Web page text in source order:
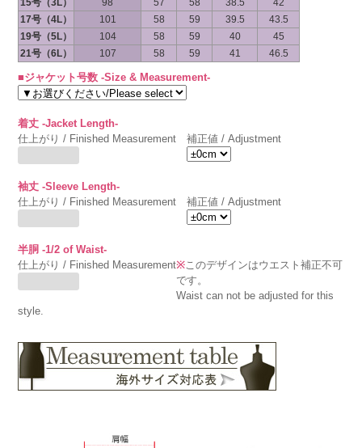
15号（3L） 98 57 58 38.5
42
17号（4L）
101 58 59 39.5
43.5
19号（5L）
104 58 59 40
45
21号（6L）
107 58 59 41 46.5
■ジャケット号数 -Size & Measurement-
着丈 -Jacket Length-
仕上がり / Finished Measurement
補正値 / Adjustment
袖丈 -Sleeve Length-
仕上がり / Finished Measurement
補正値 / Adjustment
半胴 -1/2 of Waist-
仕上がり / Finished Measurement※ このデザインはウエスト補正不可
です。
Waist can not be adjusted for this
style.